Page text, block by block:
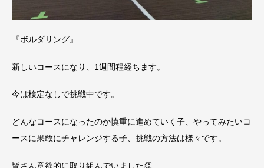
『ボルダリング』
新しいコースになり、1週間程経ちます。
今は検定なしで挑戦中です。
どんなコースになったのか慎重に進めていく子、やってみたいコ
ースに果敢にチャレンジする子、挑戦の方法は様々です。
皆さん意欲的に取り組んでいました👏